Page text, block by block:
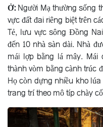
Ở:Người Mạ thường sống
vực đất đai riêng biệt trên
Tẻ, lưu vực sông Ðồng
đến 10 nhà sàn dài. Nhà
mái lợp bằng lá mây.
thành vòm bằng cành trúc
Họ còn dựng nhiều kho
trang trí theo mô típ chày